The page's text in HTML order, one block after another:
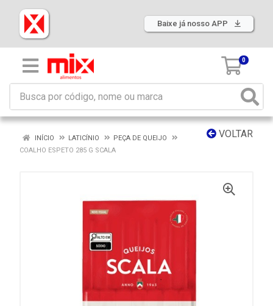
Baixe já nosso APP
0
VOLTAR
INÍCIO LATICÍNIO
PEÇA DE QUEIJO
COALHO ESPETO 285 G SCALA